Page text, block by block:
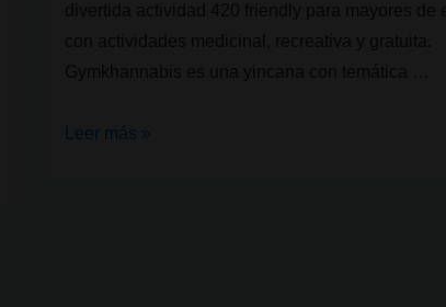
Gymkhannabis;
Leer más »